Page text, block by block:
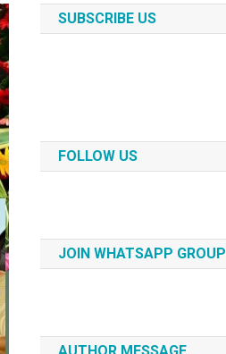
SUBSCRIBE US
FOLLOW US
JOIN WHATSAPP GROUP